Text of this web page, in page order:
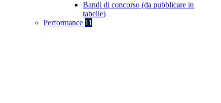
Bandi di concorso (da pubblicare in
tabelle)
Performance 11